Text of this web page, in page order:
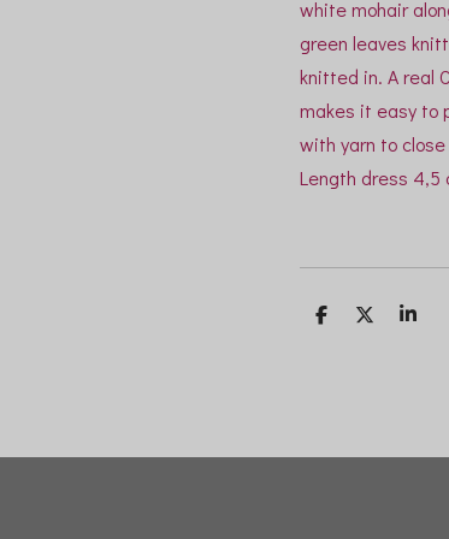
white mohair
green leaves
knitted in. A real
makes it easy to
with yarn to
Length dress 4,5
D
D
S